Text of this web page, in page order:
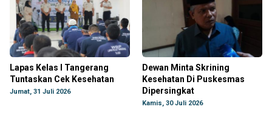
Lapas Kelas I Tangerang
Tuntaskan Cek Kesehatan
Jumat, 31 Juli 2026
Dewan Minta Skrining
Kesehatan Di Puskesmas
Dipersingkat
Kamis, 30 Juli 2026